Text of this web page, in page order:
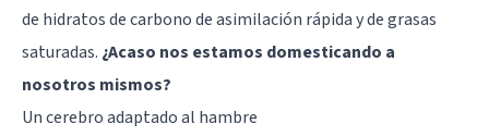
de hidratos de carbono de asimilación rápida y de grasas
saturadas. ¿Acaso nos estamos domesticando a
nosotros mismos?
Un cerebro adaptado al hambre